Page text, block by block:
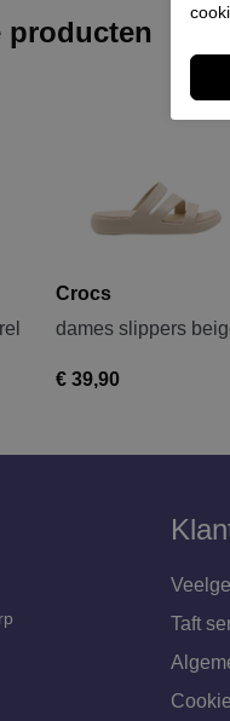
producten
Crocs
dames slippers
€ 39,90
Taft